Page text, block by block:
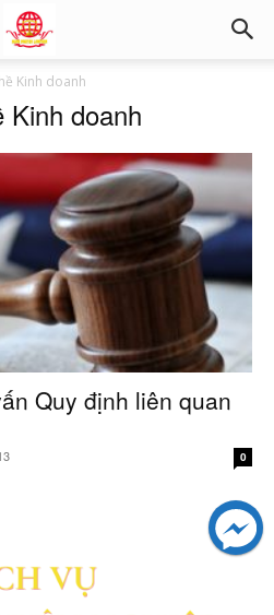
Kinh doanh
Kinh doanh
Quy định liên quan
0